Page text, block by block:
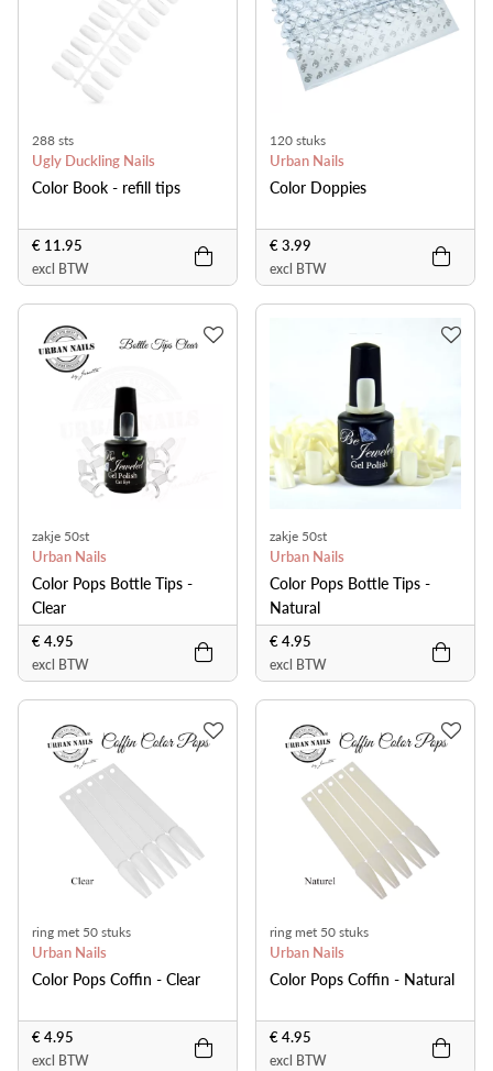
288 sts
Ugly Duckling Nails
Color Book - refill tips
€ 11.95
excl BTW
120 stuks
Urban Nails
Color Doppies
€ 3.99
excl BTW
zakje 50st
Urban Nails
Color Pops Bottle Tips -
Clear
€ 4.95
excl BTW
zakje 50st
Urban Nails
Color Pops Bottle Tips -
Natural
€ 4.95
excl BTW
ring met 50 stuks
Urban Nails
Color Pops Coffin - Clear
€ 4.95
excl BTW
ring met 50 stuks
Urban Nails
Color Pops Coffin - Natural
€ 4.95
excl BTW